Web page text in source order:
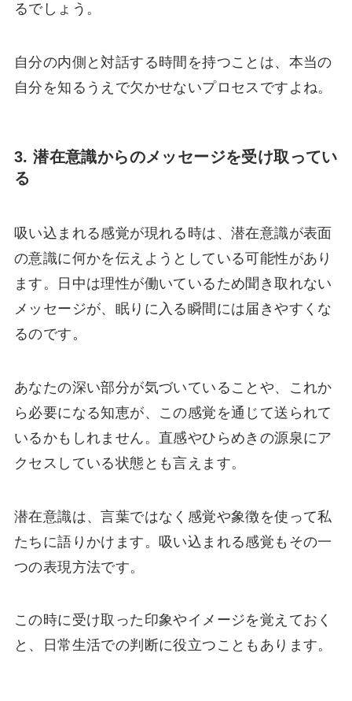
るでしょう。
自分の内側と対話する時間を持つことは、本当の
自分を知るうえで欠かせないプロセスですよね。
3. 潜在意識からのメッセージを受け取ってい
る
吸い込まれる感覚が現れる時は、潜在意識が表面
の意識に何かを伝えようとしている可能性があり
ます。日中は理性が働いているため聞き取れない
メッセージが、眠りに入る瞬間には届きやすくな
るのです。
あなたの深い部分が気づいていることや、これか
ら必要になる知恵が、この感覚を通じて送られて
いるかもしれません。直感やひらめきの源泉にア
クセスしている状態とも言えます。
潜在意識は、言葉ではなく感覚や象徴を使って私
たちに語りかけます。吸い込まれる感覚もその一
つの表現方法です。
この時に受け取った印象やイメージを覚えておく
と、日常生活での判断に役立つこともあります。